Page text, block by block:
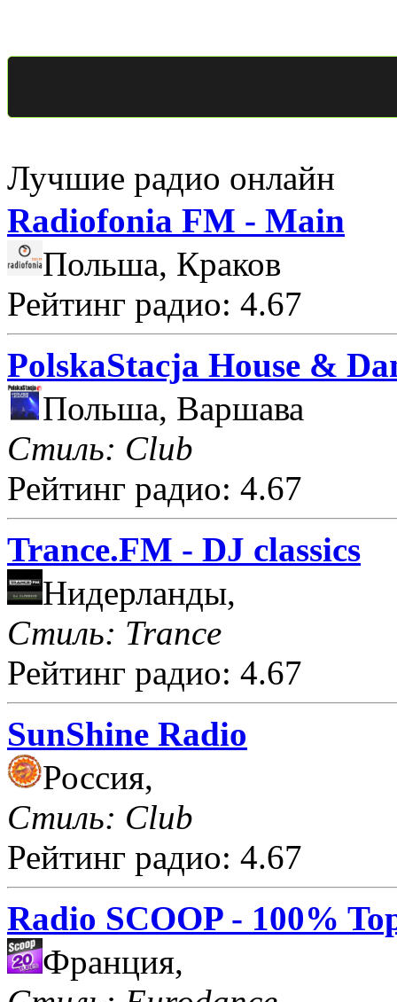
Лучшие радио онлайн
Radiofonia FM - Main
Польша, Краков
Рейтинг радио: 4.67
PolskaStacja House &
Польша, Варшава
Стиль: Club
Рейтинг радио: 4.67
Trance.FM - DJ classics
Нидерланды,
Стиль: Trance
Рейтинг радио: 4.67
SunShine Radio
Россия,
Стиль: Club
Рейтинг радио: 4.67
Radio SCOOP - 100%
Франция,